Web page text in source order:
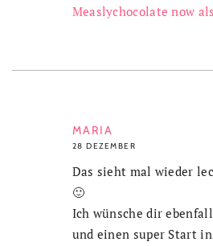
Measlychocolate now
MARIA
28 DEZEMBER
Das sieht mal wieder
🙂
Ich wünsche dir
und einen super Start